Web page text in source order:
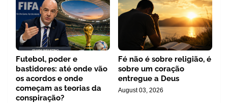
Futebol, poder e
bastidores: até onde vão
os acordos e onde
começam as teorias da
conspiração?
Fé não é sobre religião, é
sobre um coração
entregue a Deus
August 03, 2026